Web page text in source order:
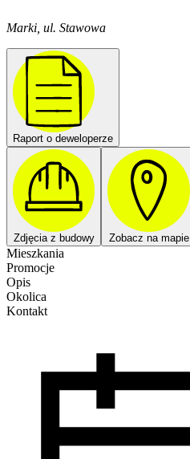
Marki, ul. Stawowa
Raport o deweloperze
Zdjęcia z budowy Zobacz na mapie
Mieszkania
Promocje
Opis
Okolica
Kontakt